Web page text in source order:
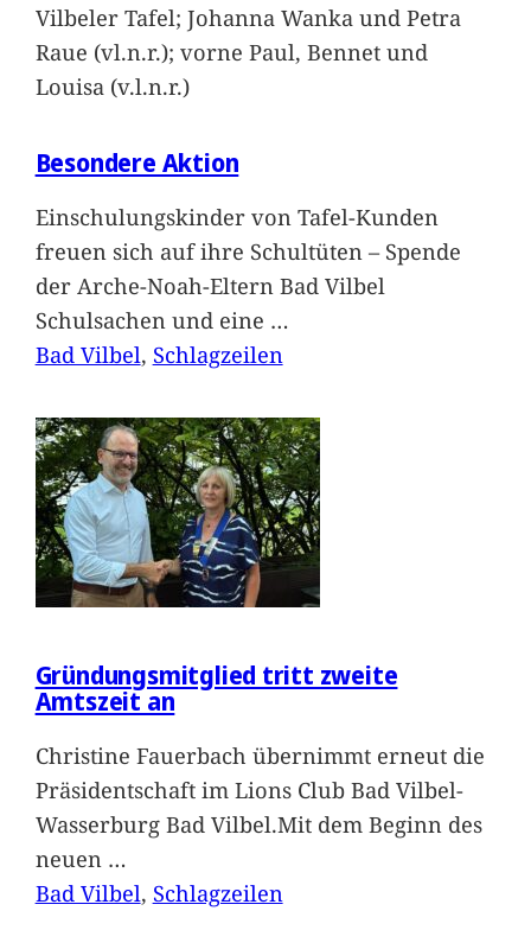
Vilbeler Tafel; Johanna Wanka und Petra
Raue (vl.n.r.); vorne Paul, Bennet und
Louisa (v.l.n.r.)
Besondere Aktion
Einschulungskinder von Tafel-Kunden
freuen sich auf ihre Schultüten – Spende
der Arche-Noah-Eltern Bad Vilbel
Schulsachen und eine …
Bad Vilbel, Schlagzeilen
Gründungsmitglied tritt zweite
Amtszeit an
Christine Fauerbach übernimmt erneut die
Präsidentschaft im Lions Club Bad Vilbel-
Wasserburg Bad Vilbel.Mit dem Beginn des
neuen …
Bad Vilbel, Schlagzeilen